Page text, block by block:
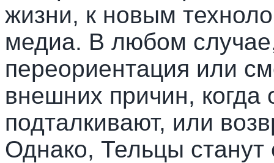
жизни, к новым
медиа. В любом
переориентация или
внешних причин, когда
подталкивают, или
Однако, Тельцы